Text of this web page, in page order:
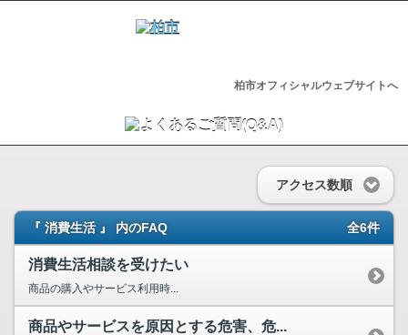
柏市オフィシャルウェブサイトへ
アクセス数順
『 消費生活 』 内のFAQ 全6件
消費生活相談を受けたい
商品の購入やサービス利用時...
商品やサービスを原因とする危害、危...